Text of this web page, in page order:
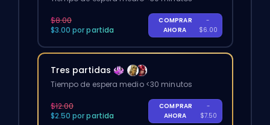
$8.00
$3.00 por partida
COMPRAR
AHORA
-
$6.00
Tres partidas
Tiempo de espera medio <30 minutos
$12.00
$2.50 por partida
COMPRAR
AHORA
-
$7.50